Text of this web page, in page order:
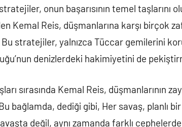
stratejiler, onun başarısının temel
Kemal Reis, düşmanlarına karşı birçok
Bu stratejiler, yalnızca Tüccar gemilerini
denizlerdeki hakimiyetini de
sırasında Kemal Reis, düşmanlarının
bağlamda, dediği gibi, Her savaş, planlı
değil, aynı zamanda farklı